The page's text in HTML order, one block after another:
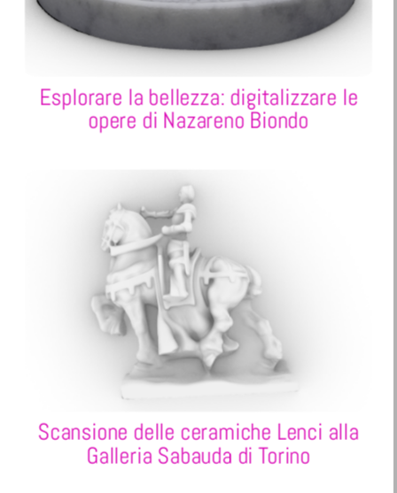
Esplorare la bellezza: digitalizzare le
opere di Nazareno Biondo
Scansione delle ceramiche Lenci alla
Galleria Sabauda di Torino